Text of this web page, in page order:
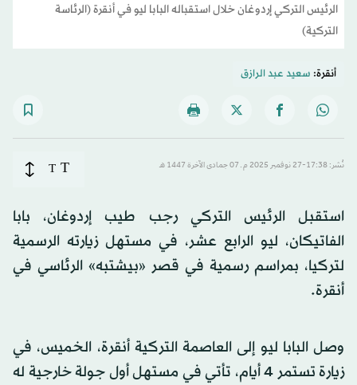
الرئيس التركي إردوغان خلال استقباله البابا ليو في أنقرة (الرئاسة
التركية)
أنقرة: سعيد عبد الرازق
نُشر: 17:38-27 نوفمبر 2025 م ـ 07 جمادى الآخرة 1447 هـ T
T
استقبل الرئيس التركي رجب طيب إردوغان، بابا
الفاتيكان، ليو الرابع عشر، في مستهل زيارته الرسمية
لتركيا، بمراسم رسمية في قصر «بيشتبه» الرئاسي في
أنقرة.
وصل البابا ليو إلى العاصمة التركية أنقرة، الخميس، في
زيارة تستمر 4 أيام، تأتي في مستهل أول جولة خارجية له